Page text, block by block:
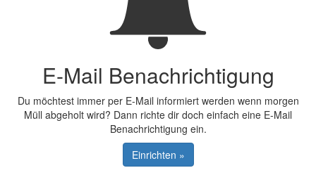
E-Mail Benachrichtigung
Du möchtest immer per E-Mail informiert werden wenn morgen
Müll abgeholt wird? Dann richte dir doch einfach eine E-Mail
Benachrichtigung ein.
Einrichten »